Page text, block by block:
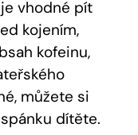
je vhodné pít
kojením,
kofeinu,
můžete si
dítěte.